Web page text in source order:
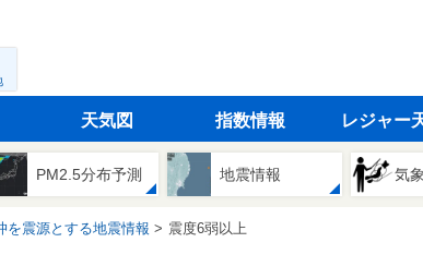
天気図 指数情報 レジャー
PM2.5分布予測 地震情報 気
を震源とする地震情報 震度6弱以上